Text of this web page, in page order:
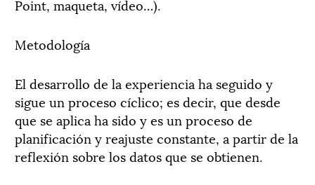
Point, maqueta, vídeo…).
Metodología
El desarrollo de la experiencia ha seguido y
sigue un proceso cíclico; es decir, que desde
que se aplica ha sido y es un proceso de
planificación y reajuste constante, a partir de la
reflexión sobre los datos que se obtienen.